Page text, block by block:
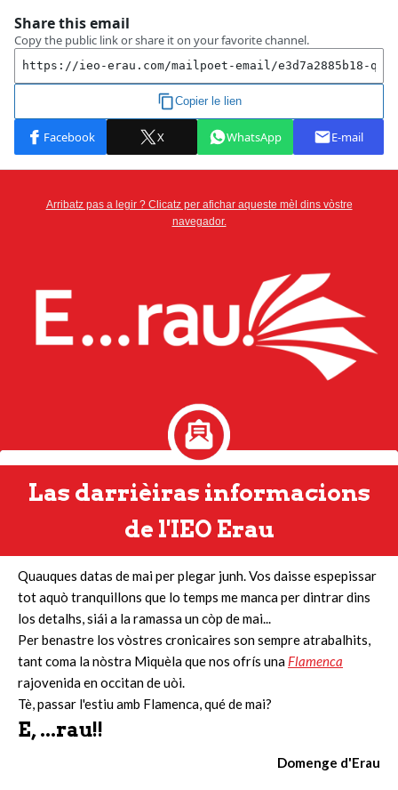
Arribatz pas a legir ? Clicatz per afichar aqueste mèl dins vòstre
navegador.
Las darrièiras informacions
de l'IEO Erau
Quauques datas de mai per plegar junh. Vos daisse espepissar
tot aquò tranquillons que lo temps me manca per dintrar dins
los detalhs, siái a la ramassa un còp de mai...
Per benastre los vòstres cronicaires son sempre atrabalhits,
tant coma la nòstra Miquèla que nos ofrís una Flamenca
rajovenida en occitan de uòi.
Tè, passar l'estiu amb Flamenca, qué de mai?
E, ...rau!!
Domenge d'Erau